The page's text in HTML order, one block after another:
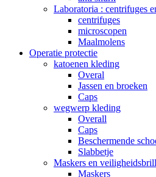
Laboratoria : centrifuges
centrifuges
microscopen
Maalmolens
Operatie protectie
katoenen kleding
Overal
Jassen en broeken
Caps
wegwerp kleding
Overall
Caps
Beschermende
Slabbetje
Maskers en
Maskers